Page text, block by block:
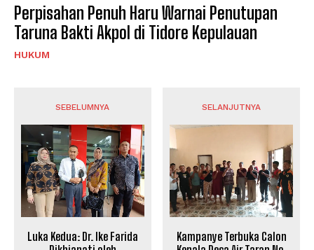
Perpisahan Penuh Haru Warnai Penutupan
Taruna Bakti Akpol di Tidore Kepulauan
HUKUM
SEBELUMNYA
Luka Kedua: Dr. Ike Farida
SELANJUTNYA
Kampanye Terbuka Calon